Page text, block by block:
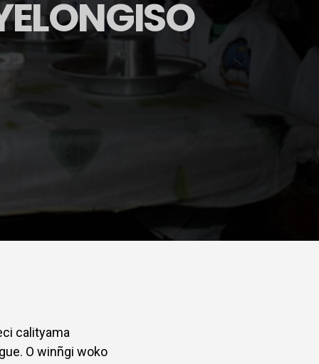
calityama
O winñgi woko